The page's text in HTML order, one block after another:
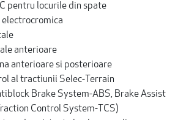
pentru locurile din spate
electrocromica
anterioare
anterioare si posterioare
al tractiunii Selec-Terrain
Brake System-ABS, Brake Assist
Control System-TCS)